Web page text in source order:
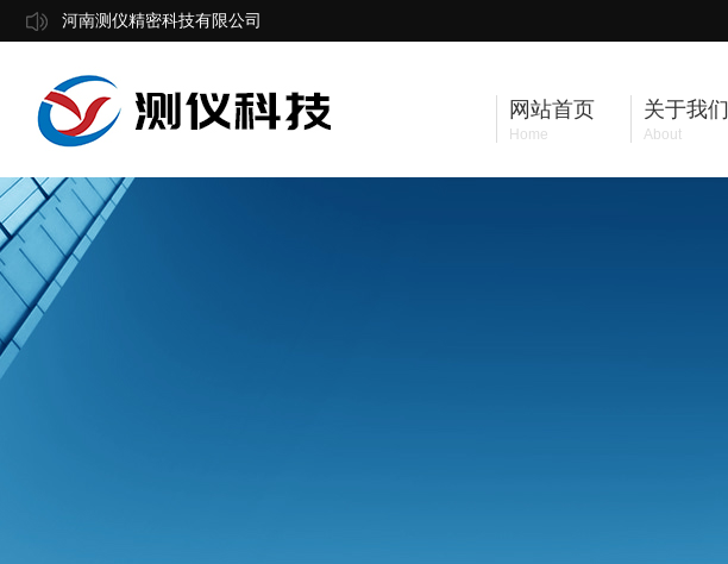
河南测仪精密科技有限公司
网站首页
Home
关于我们
About